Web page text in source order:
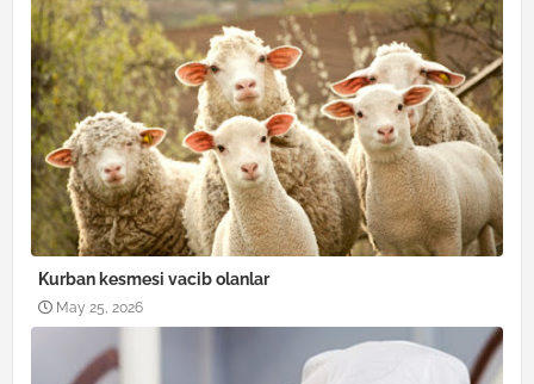
Kurban kesmesi vacib olanlar
May 25, 2026